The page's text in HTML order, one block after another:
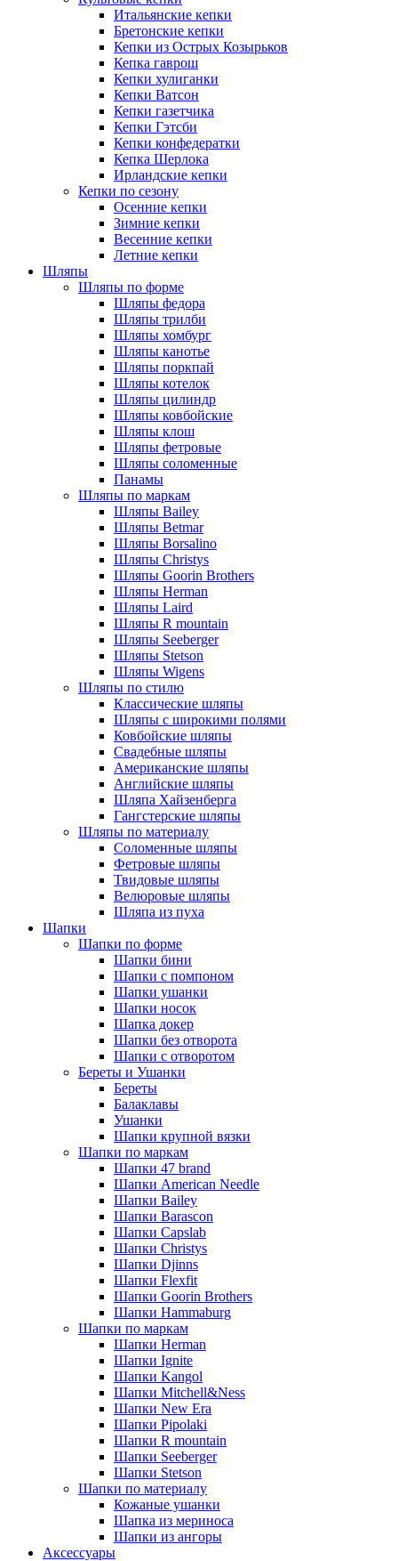
Итальянские кепки
Бретонские кепки
Кепки из Острых Козырьков
Кепка гаврош
Кепки хулиганки
Кепки Ватсон
Кепки газетчика
Кепки Гэтсби
Кепки конфедератки
Кепка Шерлока
Ирландские кепки
Кепки по сезону
Осенние кепки
Зимние кепки
Весенние кепки
Летние кепки
Шляпы
Шляпы по форме
Шляпы федора
Шляпы трилби
Шляпы хомбург
Шляпы канотье
Шляпы поркпай
Шляпы котелок
Шляпы цилиндр
Шляпы ковбойские
Шляпы клош
Шляпы фетровые
Шляпы соломенные
Панамы
Шляпы по маркам
Шляпы Bailey
Шляпы Betmar
Шляпы Borsalino
Шляпы Christys
Шляпы Goorin Brothers
Шляпы Herman
Шляпы Laird
Шляпы R mountain
Шляпы Seeberger
Шляпы Stetson
Шляпы Wigens
Шляпы по стилю
Классические шляпы
Шляпы с широкими полями
Ковбойские шляпы
Свадебные шляпы
Американские шляпы
Английские шляпы
Шляпа Хайзенберга
Гангстерские шляпы
Шляпы по материалу
Соломенные шляпы
Фетровые шляпы
Твидовые шляпы
Велюровые шляпы
Шляпа из пуха
Шапки
Шапки по форме
Шапки бини
Шапки с помпоном
Шапки ушанки
Шапки носок
Шапка докер
Шапки без отворота
Шапки с отворотом
Береты и Ушанки
Береты
Балаклавы
Ушанки
Шапки крупной вязки
Шапки по маркам
Шапки 47 brand
Шапки American Needle
Шапки Bailey
Шапки Barascon
Шапки Capslab
Шапки Christys
Шапки Djinns
Шапки Flexfit
Шапки Goorin Brothers
Шапки Hammaburg
Шапки по маркам
Шапки Herman
Шапки Ignite
Шапки Kangol
Шапки Mitchell&Ness
Шапки New Era
Шапки Pipolaki
Шапки R mountain
Шапки Seeberger
Шапки Stetson
Шапки по материалу
Кожаные ушанки
Шапка из мериноса
Шапки из ангоры
Аксессуары